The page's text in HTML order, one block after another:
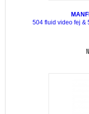
504 fluid video fej &